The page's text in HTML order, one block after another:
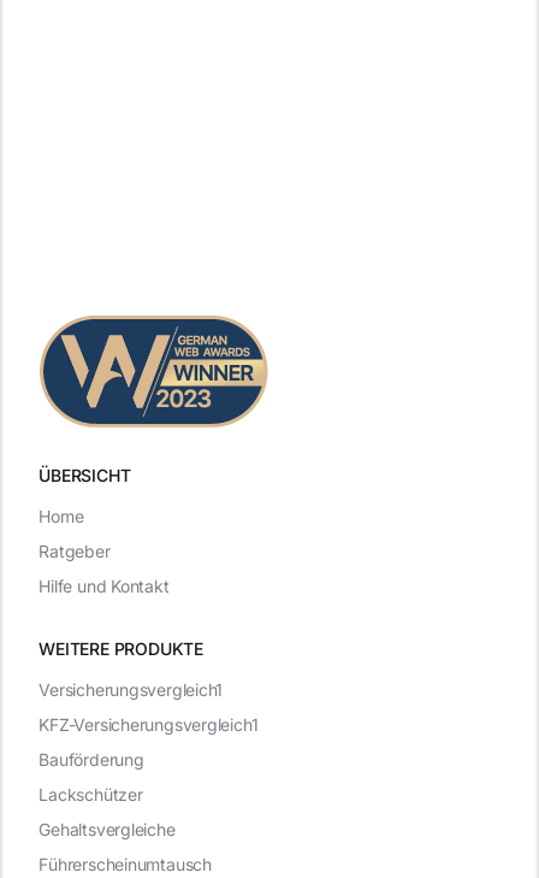
ÜBERSICHT
WEITERE PRODUKTE
Versicherungsvergleich1
KFZ-Versicherungsvergleich1
Bauförderung
Lackschützer
Gehaltsvergleiche
Führerscheinumtausch
Home
Ratgeber
Hilfe und Kontakt